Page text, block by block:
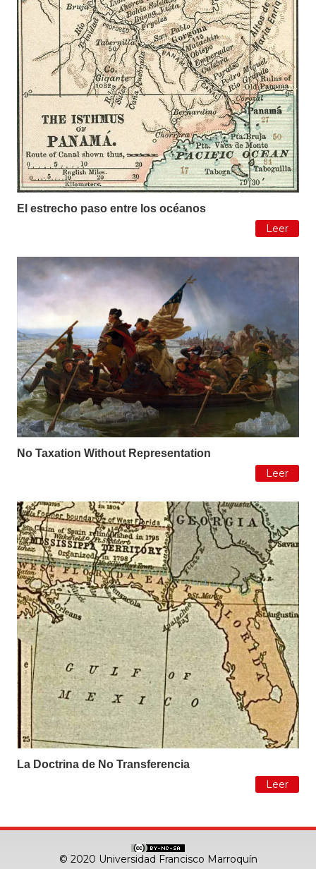
El estrecho paso entre los océanos
Leer
No Taxation Without Representation
Leer
La Doctrina de No Transferencia
Leer
© 2020 Universidad Francisco Marroquín